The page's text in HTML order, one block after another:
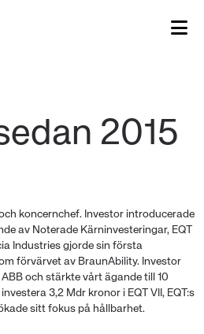
koncernchef. Investor introducerade
av Noterade Kärninvesteringar, EQT
Industries gjorde sin första
förvärvet av BraunAbility. Investor
och stärkte vårt ägande till 10
3,2 Mdr kronor i EQT VII, EQT:s
sitt fokus på hållbarhet.